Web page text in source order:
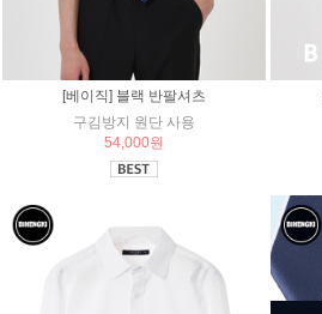
[베이직] 블랙 반팔셔츠
구김방지 원단 사용
54,000원